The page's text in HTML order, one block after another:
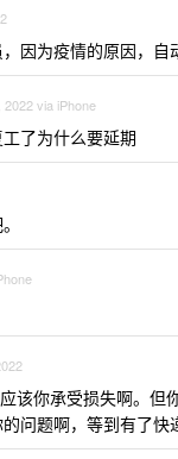
因为疫情的原因，自
2022 via iPhone
了为什么要延期
该你承受损失啊。但
问题啊，等到有了快